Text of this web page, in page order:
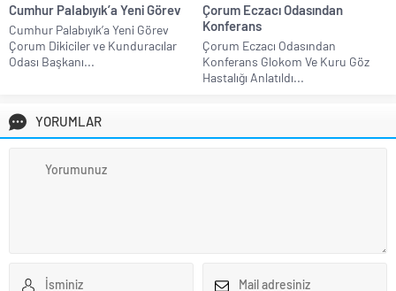
Cumhur Palabıyık’a Yeni Görev
Cumhur Palabıyık’a Yeni Görev
Çorum Dikiciler ve Kunduracılar
Odası Başkanı...
Çorum Eczacı Odasından
Konferans
Çorum Eczacı Odasından
Konferans Glokom Ve Kuru Göz
Hastalığı Anlatıldı...
YORUMLAR